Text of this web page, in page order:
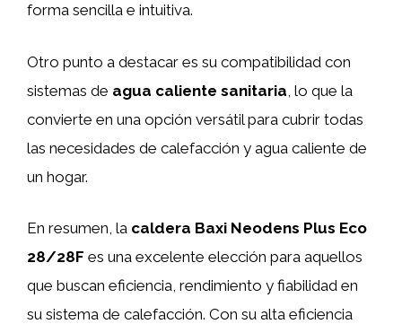
forma sencilla e intuitiva.
Otro punto a destacar es su compatibilidad con
sistemas de agua caliente sanitaria , lo que la
convierte en una opción versátil para cubrir todas
las necesidades de calefacción y agua caliente de
un hogar.
En resumen, la caldera Baxi Neodens Plus Eco
28/28F es una excelente elección para aquellos
que buscan eficiencia, rendimiento y fiabilidad en
su sistema de calefacción. Con su alta eficiencia